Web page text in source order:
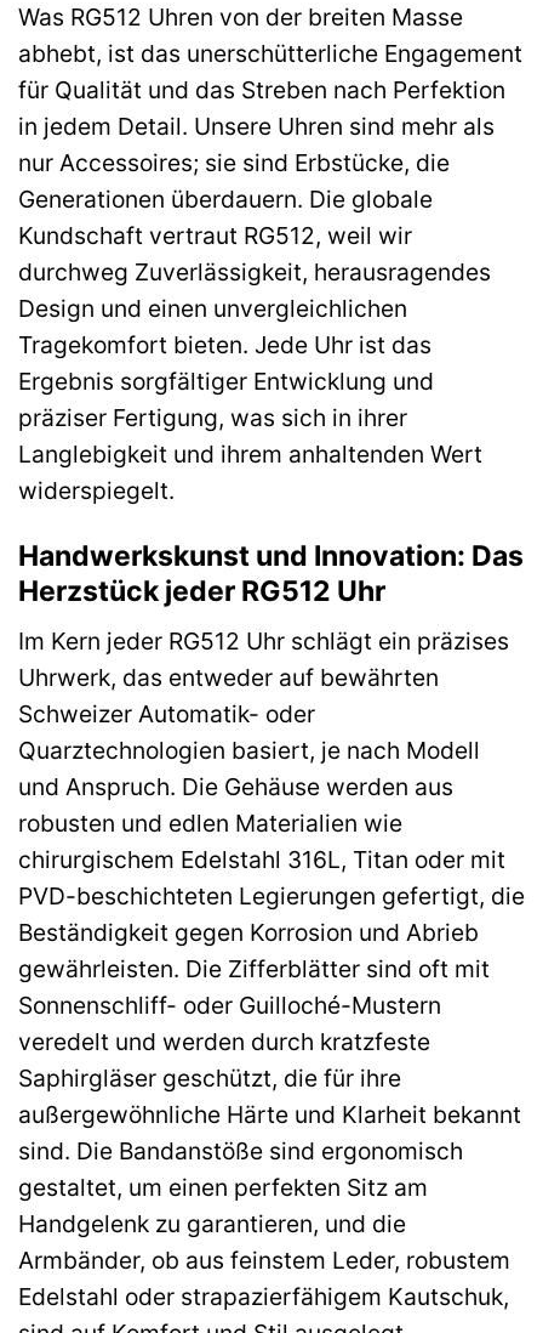
Was RG512 Uhren von der breiten Masse
abhebt, ist das unerschütterliche Engagement
für Qualität und das Streben nach Perfektion
in jedem Detail. Unsere Uhren sind mehr als
nur Accessoires; sie sind Erbstücke, die
Generationen überdauern. Die globale
Kundschaft vertraut RG512, weil wir
durchweg Zuverlässigkeit, herausragendes
Design und einen unvergleichlichen
Tragekomfort bieten. Jede Uhr ist das
Ergebnis sorgfältiger Entwicklung und
präziser Fertigung, was sich in ihrer
Langlebigkeit und ihrem anhaltenden Wert
widerspiegelt.
Handwerkskunst und Innovation: Das
Herzstück jeder RG512 Uhr
Im Kern jeder RG512 Uhr schlägt ein präzises
Uhrwerk, das entweder auf bewährten
Schweizer Automatik- oder
Quarztechnologien basiert, je nach Modell
und Anspruch. Die Gehäuse werden aus
robusten und edlen Materialien wie
chirurgischem Edelstahl 316L, Titan oder mit
PVD-beschichteten Legierungen gefertigt, die
Beständigkeit gegen Korrosion und Abrieb
gewährleisten. Die Zifferblätter sind oft mit
Sonnenschliff- oder Guilloché-Mustern
veredelt und werden durch kratzfeste
Saphirgläser geschützt, die für ihre
außergewöhnliche Härte und Klarheit bekannt
sind. Die Bandanstöße sind ergonomisch
gestaltet, um einen perfekten Sitz am
Handgelenk zu garantieren, und die
Armbänder, ob aus feinstem Leder, robustem
Edelstahl oder strapazierfähigem Kautschuk,